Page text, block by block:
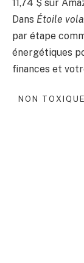
11,74 $ sur
Dans Étoile
par étape
énergétiques
finances et
NON TOXIQUE